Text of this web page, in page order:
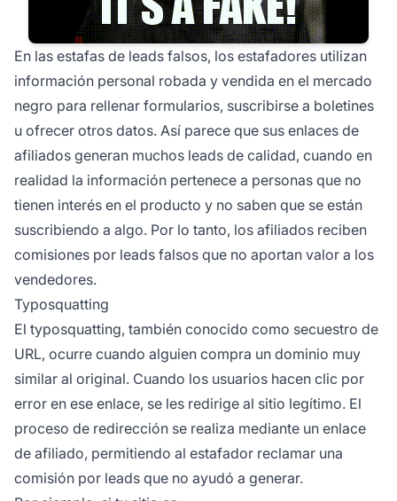
En las estafas de leads falsos, los estafadores utilizan
información personal robada y vendida en el mercado
negro para rellenar formularios, suscribirse a boletines
u ofrecer otros datos. Así parece que sus enlaces de
afiliados generan muchos leads de calidad, cuando en
realidad la información pertenece a personas que no
tienen interés en el producto y no saben que se están
suscribiendo a algo. Por lo tanto, los afiliados reciben
comisiones por leads falsos que no aportan valor a los
vendedores.
Typosquatting
El typosquatting, también conocido como secuestro de
URL, ocurre cuando alguien compra un dominio muy
similar al original. Cuando los usuarios hacen clic por
error en ese enlace, se les redirige al sitio legítimo. El
proceso de redirección se realiza mediante un enlace
de afiliado, permitiendo al estafador reclamar una
comisión por leads que no ayudó a generar.